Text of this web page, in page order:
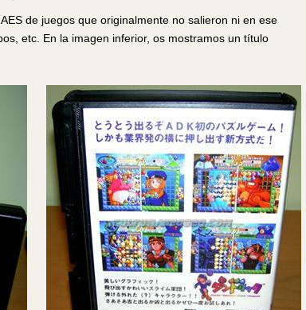
de juegos que originalmente no salieron ni en ese
etc. En la imagen inferior, os mostramos un título